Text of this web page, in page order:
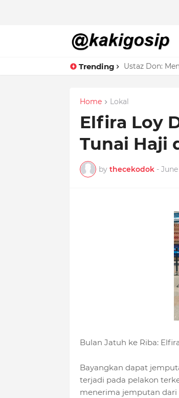
Trending Ustaz Don:
Home Lokal
Elfira Loy
Tunai Haji
by thecekodok - June
Bulan Jatuh ke Riba:
Bayangkan dapat
terjadi pada pelakon
menerima jemputan dari